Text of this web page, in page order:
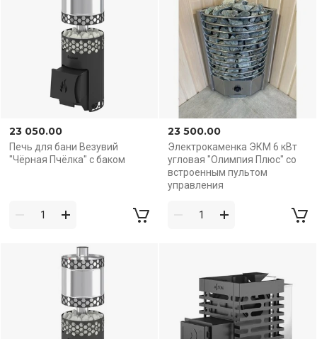
23 050.00
Печь для бани Везувий
"Чёрная Пчёлка" с баком
23 500.00
Электрокаменка ЭКМ 6 кВт
угловая "Олимпия Плюс" со
встроенным пультом
управления